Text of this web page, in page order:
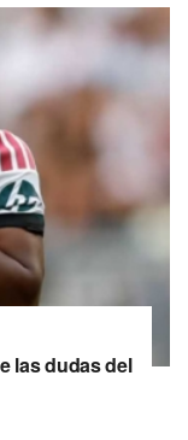
las dudas del